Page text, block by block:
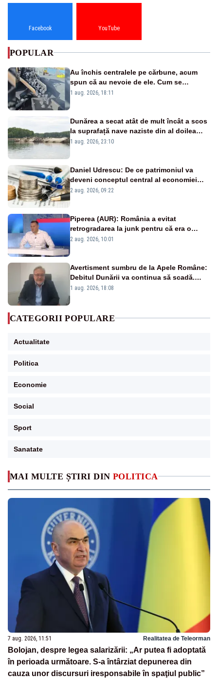
MAI MULTE ȘTIRI DIN POLITICA
7 aug. 2026, 11:51 Realitatea de Teleorman
Bolojan, despre legea salarizării: „Ar putea fi adoptată
în perioada următoare. S-a întârziat depunerea din
cauza unor discursuri iresponsabile în spaţiul public”
Facebook YouTube
POPULAR
Au închis centralele pe cărbune, acum
spun că au nevoie de ele. Cum se
pasează vina în plină criză energetică
1 aug. 2026, 18:11
Dunărea a secat atât de mult încât a scos
la suprafață nave naziste din al doilea
război mondial
1 aug. 2026, 23:10
Daniel Udrescu: De ce patrimoniul va
deveni conceptul central al economiei
viitoare?
2 aug. 2026, 09:22
Piperea (AUR): România a evitat
retrogradarea la junk pentru că era o
catastrofă pentru bănci și fondurile de
2 aug. 2026, 10:01
Avertisment sumbru de la Apele Române:
Debitul Dunării va continua să scadă.
Cernavodă s-ar putea închide în 4 zile
1 aug. 2026, 18:08
CATEGORII POPULARE
Actualitate
Politica
Economie
Social
Sport
Sanatate